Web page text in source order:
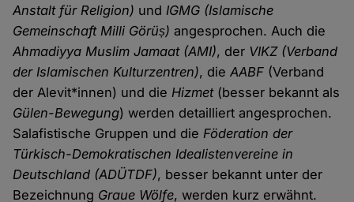
Anstalt für Religion) und IGMG (Islamische
Gemeinschaft Milli Görüș)angesprochen. Auch die
Ahmadiyya Muslim Jamaat (AMI), der VIKZ (Verband
der Islamischen Kulturzentren), dieAABF (Verband
der Alevit*innen) und die Hizmet(besser bekannt als
Gülen-Bewegung) werden detailliert angesprochen.
Salafistische Gruppen und die Föderation der
Türkisch-Demokratischen Idealistenvereine in
Deutschland (ADÜTDF), besser bekannt unter der
Bezeichnung Graue Wölfe, werden kurz erwähnt.